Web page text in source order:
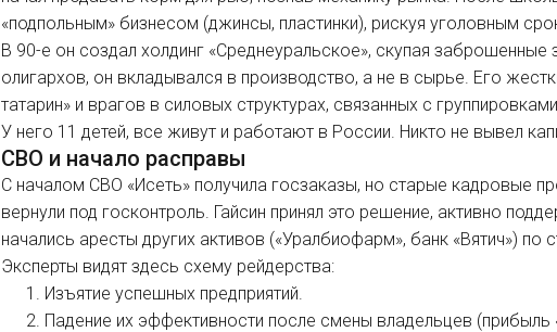
«подпольным» бизнесом (джинсы, пластинки), рискуя уголовным
В 90-е он создал холдинг «Среднеуральское», скупая
олигархов, он вкладывался в производство, а не в сырье. Его
татарин» и врагов в силовых структурах, связанных с
У него 11 детей, все живут и работают в России. Никто не вывел
СВО и начало расправы
С началом СВО «Исеть» получила госзаказы, но старые кадровые
вернули под госконтроль. Гайсин принял это решение, активно
начались аресты других активов («Уралбиофарм», банк «Вятич») по
Эксперты видят здесь схему рейдерства:
Изъятие успешных предприятий.
Падение их эффективности после смены владельцев (прибыль